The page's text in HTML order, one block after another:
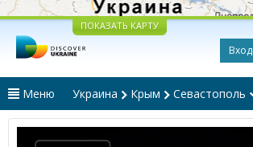
ПОКАЗАТЬ КАРТУ
Вход
Меню Украина Крым Севастополь